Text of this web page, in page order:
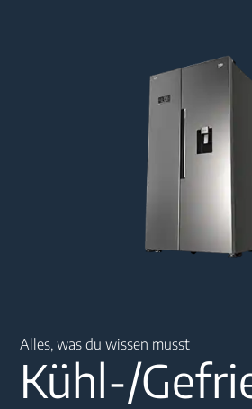
Alles, was du wissen musst
Kühl-/